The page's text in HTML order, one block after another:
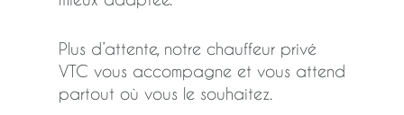
Plus d’attente, notre chauffeur privé
VTC vous accompagne et vous attend
partout où vous le souhaitez.